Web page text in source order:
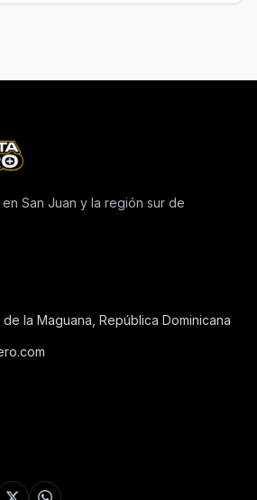
San Juan y la región sur de
la Maguana, República Dominicana